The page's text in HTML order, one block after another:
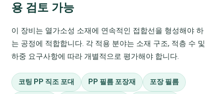
용 검토 가능
이 장비는 열가소성 소재에 연속적인 접합선을 형성해야 하
는 공정에 적합합니다. 각 적용 분야는 소재 구조, 적층 수 및
하중 요구사항에 따라 개별적으로 평가해야 합니다.
코팅 PP 직조 포대 PP 필름 포장재 포장 필름